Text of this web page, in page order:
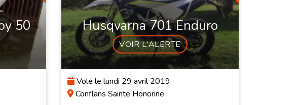
50 Husqvarna 701 Enduro
VOIR L'ALERTE
Volé le lundi 29 avril 2019
Conflans Sainte Honorine